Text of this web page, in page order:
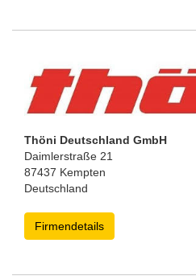
Thöni Deutschland GmbH
Daimlerstraße 21
87437 Kempten
Deutschland
Firmendetails